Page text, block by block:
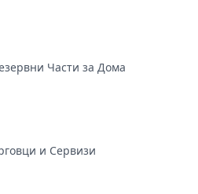
Части за Дома
и Сервизи